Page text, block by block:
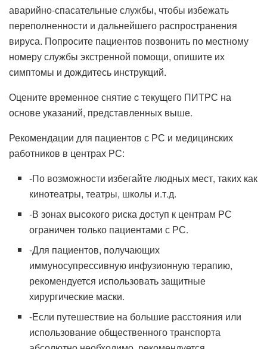
аварийно-спасательные службы, чтобы избежать
переполненности и дальнейшего распространения
вируса. Попросите пациентов позвонить по местному
номеру службы экстренной помощи, опишите их
симптомы и дождитесь инструкций.
Оцените временное снятие c текущего ПИТРС на
основе указаний, представленных выше.
Рекомендации для пациентов с РС и медицинских
работников в центрах РС:
-По возможности избегайте людных мест, таких как
кинотеатры, театры, школы и.т.д.
-В зонах высокого риска доступ к центрам РС
ограничен только пациентами с РС.
-Для пациентов, получающих
иммуносупрессивную инфузионную терапию,
рекомендуется использовать защитные
хирургические маски.
-Если путешествие на большие расстояния или
использование общественного транспорта